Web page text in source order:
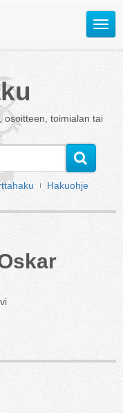
Avaa
osoitteen, toimialan tai
Hakuohje